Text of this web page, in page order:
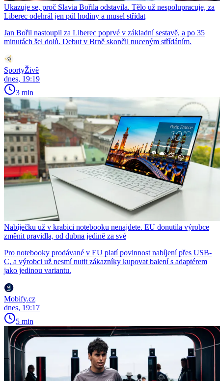
Ukazuje se, proč Slavia Bořila odstavila. Tělo už nespolupracuje, za
Liberec odehrál jen půl hodiny a musel střídat
Jan Bořil nastoupil za Liberec poprvé v základní sestavě, a po 35
minutách šel dolů. Debut v Brně skončil nuceným střídáním.
SportyŽivě
dnes, 19:19
3 min
Nabíječku už v krabici notebooku nenajdete. EU donutila výrobce
změnit pravidla, od dubna jedině za své
Pro notebooky prodávané v EU platí povinnost nabíjení přes USB-
C, a výrobci už nesmí nutit zákazníky kupovat balení s adaptérem
jako jedinou variantu.
Mobify.cz
dnes, 19:17
5 min